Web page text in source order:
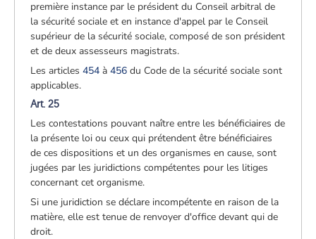
première instance par le président du Conseil arbitral de
la sécurité sociale et en instance d'appel par le Conseil
supérieur de la sécurité sociale, composé de son président
et de deux assesseurs magistrats.
Les articles454 à456 du Code de la sécurité sociale sont
applicables.
Art. 25
Les contestations pouvant naître entre les bénéficiaires de
la présente loi ou ceux qui prétendent être bénéficiaires
de ces dispositions et un des organismes en cause, sont
jugées par les juridictions compétentes pour les litiges
concernant cet organisme.
Si une juridiction se déclare incompétente en raison de la
matière, elle est tenue de renvoyer d'office devant qui de
droit.